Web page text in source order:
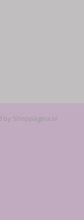
by Shoppagina.nl